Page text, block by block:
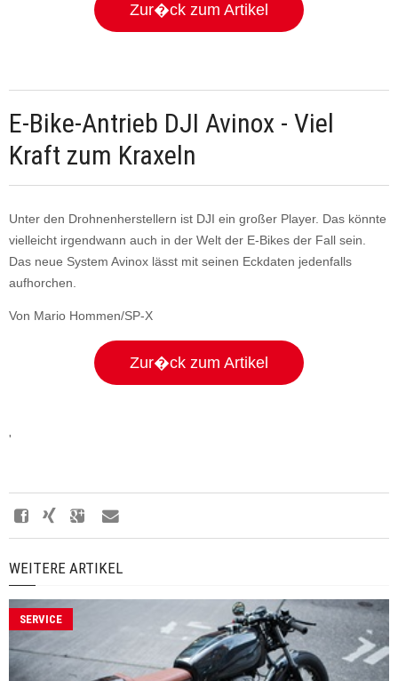
Zur�ck zum Artikel
E-Bike-Antrieb DJI Avinox - Viel
Kraft zum Kraxeln
Unter den Drohnenherstellern ist DJI ein großer Player. Das könnte
vielleicht irgendwann auch in der Welt der E-Bikes der Fall sein.
Das neue System Avinox lässt mit seinen Eckdaten jedenfalls
aufhorchen.
Von Mario Hommen/SP-X
Zur�ck zum Artikel
'
WEITERE ARTIKEL
SERVICE